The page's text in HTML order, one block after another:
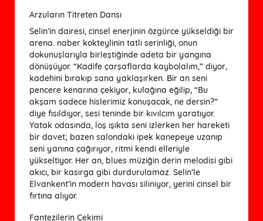
Arzuların Titreten Dansı
Selin’in dairesi, cinsel enerjinin özgürce yükseldiği bir
arena. naber kokteylinin tatlı serinliği, onun
dokunuşlarıyla birleştiğinde adeta bir yangına
dönüşüyor. “Kadife çarşaflarda kaybolalım,” diyor,
kadehini bırakıp sana yaklaşırken. Bir an seni
pencere kenarına çekiyor, kulağına eğilip, “Bu
akşam sadece hislerimiz konuşacak, ne dersin?”
diye fısıldıyor, sesi teninde bir kıvılcım yaratıyor.
Yatak odasında, loş ışıkta seni izlerken her hareketi
bir davet; bazen salondaki ipek kanepeye uzanıp
seni yanına çağırıyor, ritmi kendi elleriyle
yükseltiyor. Her an, blues müziğin derin melodisi gibi
akıcı, bir kasırga gibi durdurulamaz. Selin’le
Elvankent’in modern havası siliniyor, yerini cinsel bir
fırtına alıyor.
Fantezilerin Çekimi